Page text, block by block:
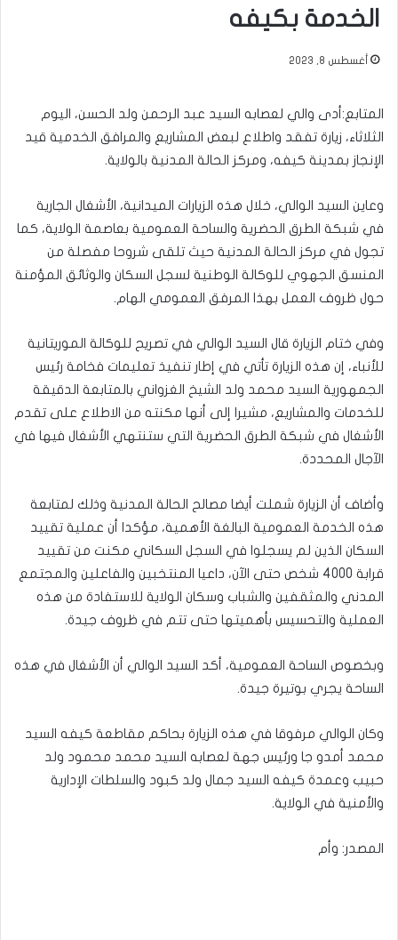
الخدمة بكيفه
أغسطس 8, 2023
المتابع:أدى والي لعصابه السيد عبد الرحمن ولد الحسن، اليوم
الثلاثاء، زيارة تفقد واطلاع لبعض المشاريع والمرافق الخدمية قيد
الإنجاز بمدينة كيفه، ومركز الحالة المدنية بالولاية.
وعاين السيد الوالي، خلال هذه الزيارات الميدانية، الأشغال الجارية
في شبكة الطرق الحضرية والساحة العمومية بعاصمة الولاية، كما
تجول في مركز الحالة المدنية حيث تلقى شروحا مفصلة من
المنسق الجهوي للوكالة الوطنية لسجل السكان والوثائق المؤمنة
حول ظروف العمل بهذا المرفق العمومي الهام.
وفي ختام الزيارة قال السيد الوالي في تصريح للوكالة الموريتانية
للأنباء، إن هذه الزيارة تأتي في إطار تنفيذ تعليمات فخامة رئيس
الجمهورية السيد محمد ولد الشيخ الغزواني بالمتابعة الدقيقة
للخدمات والمشاريع، مشيرا إلى أنها مكنته من الاطلاع على تقدم
الأشغال في شبكة الطرق الحضرية التي ستنتهي الأشغال فيها في
الآجال المحددة.
وأضاف أن الزيارة شملت أيضا مصالح الحالة المدنية وذلك لمتابعة
هذه الخدمة العمومية البالغة الأهمية، مؤكدا أن عملية تقييد
السكان الذين لم يسجلوا في السجل السكاني مكنت من تقييد
قرابة 4000 شخص حتى الآن، داعيا المنتخبين والفاعلين والمجتمع
المدني والمثقفين والشباب وسكان الولاية للاستفادة من هذه
العملية والتحسيس بأهميتها حتى تتم في ظروف جيدة.
وبخصوص الساحة العمومية، أكد السيد الوالي أن الأشغال في هذه
الساحة يجري بوتيرة جيدة.
وكان الوالي مرفوقا في هذه الزيارة بحاكم مقاطعة كيفه السيد
محمد أمدو جا ورئيس جهة لعصابه السيد محمد محمود ولد
حبيب وعمدة كيفه السيد جمال ولد كبود والسلطات الإدارية
والأمنية في الولاية.
المصدر: وأم